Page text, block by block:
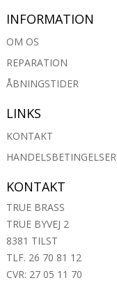
INFORMATION
OM OS
REPARATION
ÅBNINGSTIDER
LINKS
KONTAKT
HANDELSBETINGELSER
KONTAKT
TRUE BRASS
TRUE BYVEJ 2
8381 TILST
TLF. 26 70 81 12
CVR: 27 05 11 70